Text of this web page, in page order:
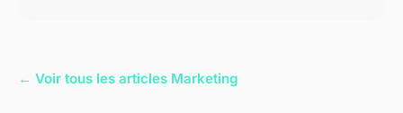
← Voir tous les articles Marketing